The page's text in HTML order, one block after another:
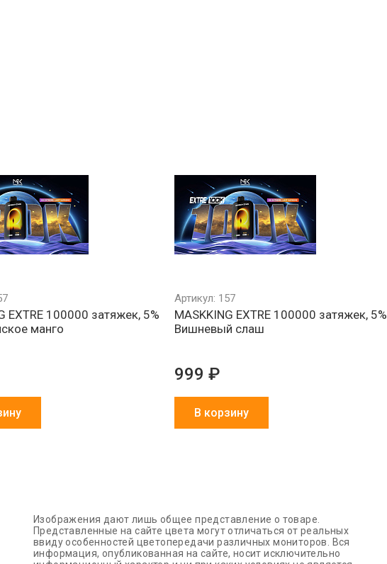
EXTRE 100000 затяжек, 5%
манго
Артикул: 157
MASKKING EXTRE 100000 затяжек, 5%
Вишневый слаш
999 ₽
В корзину
Изображения дают лишь общее представление о товаре.
Представленные на сайте цвета могут отличаться от реальных
ввиду особенностей цветопередачи различных мониторов. Вся
информация, опубликованная на сайте, носит исключительно